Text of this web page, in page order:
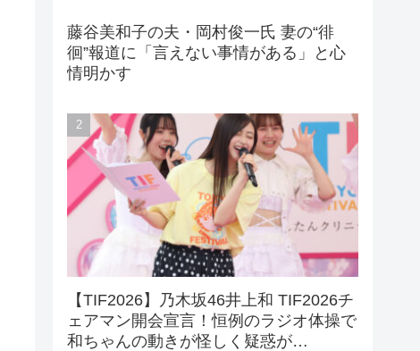
藤谷美和子の夫・岡村俊一氏 妻の“徘
徊”報道に「言えない事情がある」と心
情明かす
【TIF2026】乃木坂46井上和 TIF2026チ
ェアマン開会宣言！恒例のラジオ体操で
和ちゃんの動きが怪しく疑惑が…